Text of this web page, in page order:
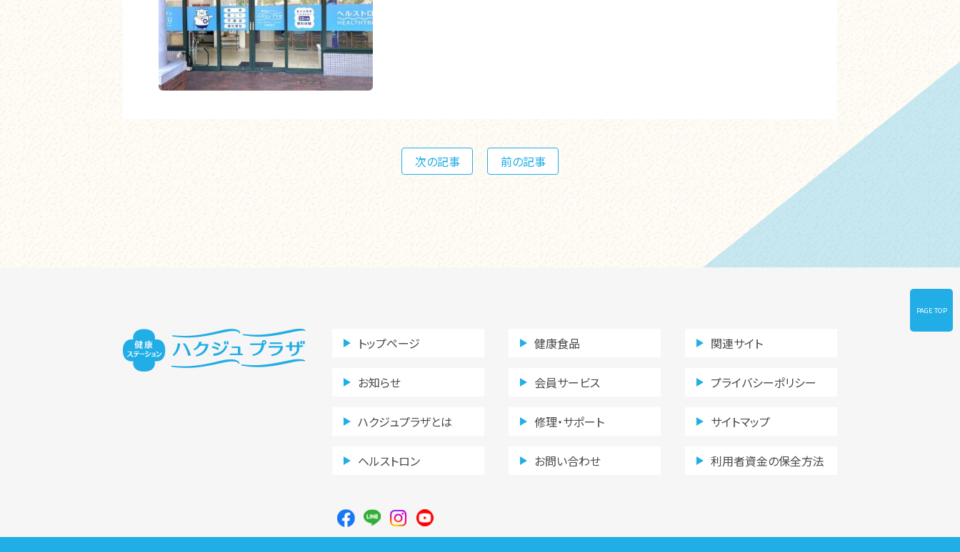
次の記事 前の記事
PAGE TOP
トップページ
お知らせ
ハクジュプラザとは
ヘルストロン
健康食品
会員サービス
修理・サポート
お問い合わせ
関連サイト
プライバシーポリシー
サイトマップ
利用者資金の保全方法